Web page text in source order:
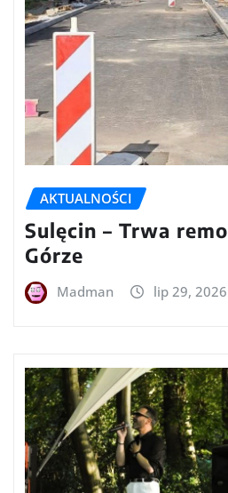
AKTUALNOŚCI
Sulęcin – Trwa
Górze
Madman lip 29, 2026